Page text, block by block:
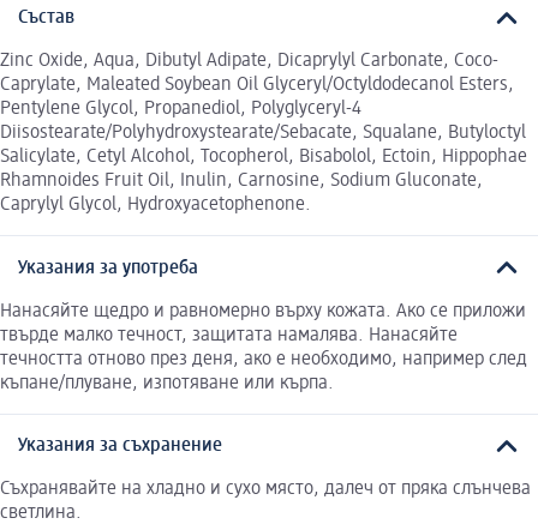
Състав
Zinc Oxide, Aqua, Dibutyl Adipate, Dicaprylyl Carbonate, Coco-
Caprylate, Maleated Soybean Oil Glyceryl/Octyldodecanol Esters,
Pentylene Glycol, Propanediol, Polyglyceryl-4
Diisostearate/Polyhydroxystearate/Sebacate, Squalane, Butyloctyl
Salicylate, Cetyl Alcohol, Tocopherol, Bisabolol, Ectoin, Hippophae
Rhamnoides Fruit Oil, Inulin, Carnosine, Sodium Gluconate,
Caprylyl Glycol, Hydroxyacetophenone.
Указания за употреба
Нанасяйте щедро и равномерно върху кожата. Ако се приложи
твърде малко течност, защитата намалява. Нанасяйте
течността отново през деня, ако е необходимо, например след
къпане/плуване, изпотяване или кърпа.
Указания за съхранение
Съхранявайте на хладно и сухо място, далеч от пряка слънчева
светлина.